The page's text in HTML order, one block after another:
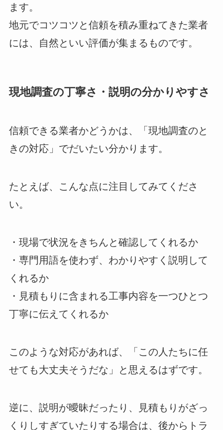
ます。
地元でコツコツと信頼を積み重ねてきた業者
には、自然といい評価が集まるものです。
現地調査の丁寧さ・説明の分かりやすさ
信頼できる業者かどうかは、「現地調査のと
きの対応」でだいたい分かります。
たとえば、こんな点に注目してみてくださ
い。
・現場で状況をきちんと確認してくれるか
・専門用語を使わず、わかりやすく説明して
くれるか
・見積もりに含まれる工事内容を一つひとつ
丁寧に伝えてくれるか
このような対応があれば、「この人たちに任
せても大丈夫そうだな」と思えるはずです。
逆に、説明が曖昧だったり、見積もりがざっ
くりしすぎていたりする場合は、後からトラ